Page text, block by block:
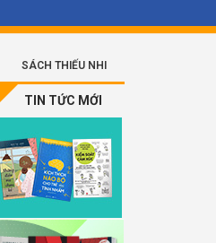
SÁCH THIẾU NHI
TIN TỨC MỚI